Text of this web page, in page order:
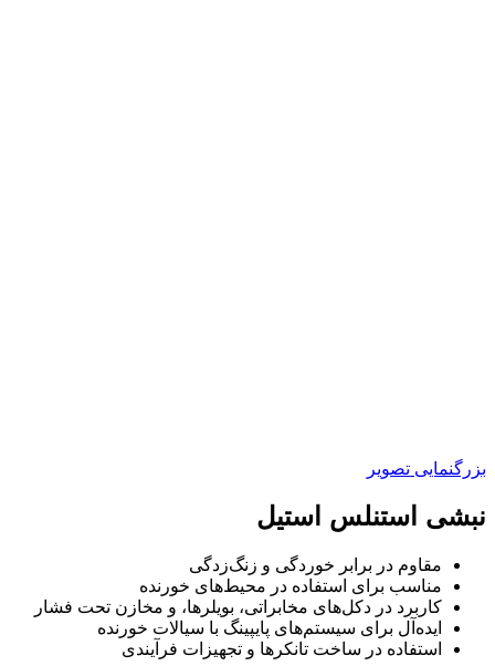
بزرگنمایی تصویر
نبشی استنلس استیل
مقاوم در برابر خوردگی و زنگ‌زدگی
مناسب برای استفاده در محیط‌های خورنده
کاربرد در دکل‌های مخابراتی، بویلرها، و مخازن تحت فشار
ایده‌آل برای سیستم‌های پایپینگ با سیالات خورنده
استفاده در ساخت تانکرها و تجهیزات فرآیندی